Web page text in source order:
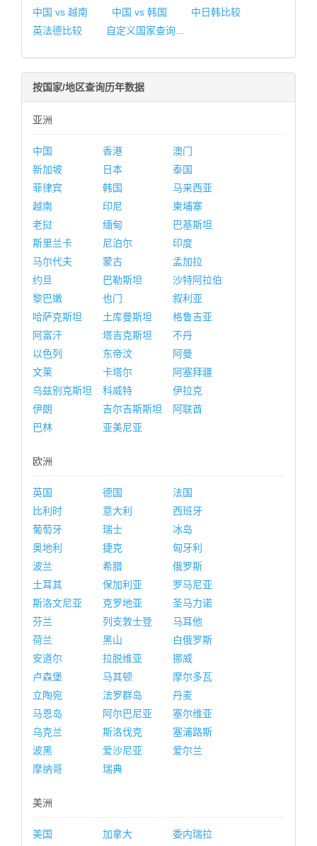
中国 vs 越南
中国 vs 韩国
中日韩比较
英法德比较
自定义国家查询...
按国家/地区查询历年数据
亚洲
中国 香港
澳门
新加坡
日本
泰国
菲律宾
韩国
马来西亚
越南
印尼
柬埔寨
老挝
缅甸
巴基斯坦
斯里兰卡
尼泊尔
印度
马尔代夫
蒙古
孟加拉
约旦
巴勒斯坦
沙特阿拉伯
黎巴嫩
也门
叙利亚
哈萨克斯坦
土库曼斯坦
格鲁吉亚
阿富汗
塔吉克斯坦
不丹
以色列
东帝汶
阿曼
文莱
卡塔尔
阿塞拜疆
乌兹别克斯坦
科威特
伊拉克
伊朗
吉尔吉斯斯坦
阿联酋
巴林
亚美尼亚
欧洲
英国 德国
法国
比利时
意大利
西班牙
葡萄牙
瑞士
冰岛
奥地利
捷克
匈牙利
波兰
希腊
俄罗斯
土耳其
保加利亚
罗马尼亚
斯洛文尼亚
克罗地亚
圣马力诺
芬兰
列支敦士登
马耳他
荷兰
黑山
白俄罗斯
安道尔
拉脱维亚
挪威
卢森堡
马其顿
摩尔多瓦
立陶宛
法罗群岛
丹麦
马恩岛
阿尔巴尼亚
塞尔维亚
乌克兰
斯洛伐克
塞浦路斯
波黑
爱沙尼亚
爱尔兰
摩纳哥
瑞典
美洲
美国 加拿大
委内瑞拉